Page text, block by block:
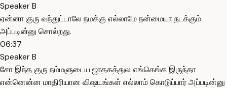
Speaker B
ஏன்னா குரு வந்துட்டாலே நமக்கு எல்லாமே நன்மையா நடக்கும்
அப்படின்னு சொல்றது.
06:37
Speaker B
சோ இந்த குரு நம்மளுடைய ஜாதகத்துல எங்கெங்க இருந்தா
என்னென்ன மாதிரியான விஷயங்கள் எல்லாம் கொடுப்பார் அப்படின்னு